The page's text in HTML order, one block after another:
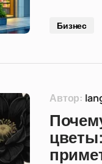
Бизнес
Автор: